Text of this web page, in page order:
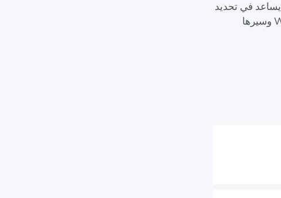
يساعد في تحديد
كل جهاز على شبكتك بسرعة. هذا يجعل من السهل الحفاظ على أمان Wi-Fi وسيرها